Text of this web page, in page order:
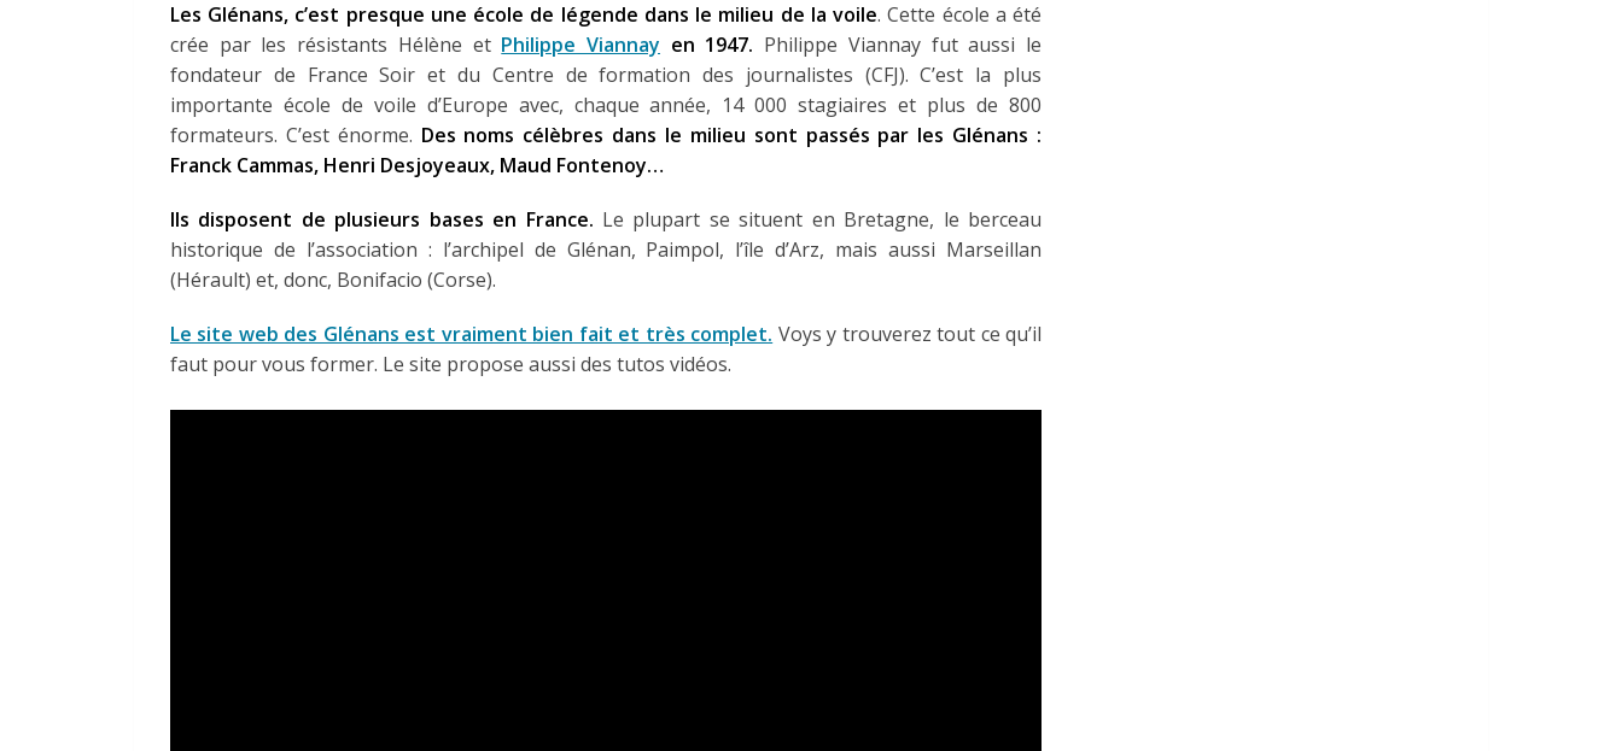
Les Glénans, c’est presque une école de légende dans le milieu de la voile. Cette école a été
crée par les résistants Hélène et Philippe Viannay en 1947. Philippe Viannay fut aussi le
fondateur de France Soir et du Centre de formation des journalistes (CFJ). C’est la plus
importante école de voile d’Europe avec, chaque année, 14 000 stagiaires et plus de 800
formateurs. C’est énorme. Des noms célèbres dans le milieu sont passés par les Glénans :
Franck Cammas, Henri Desjoyeaux, Maud Fontenoy…
Ils disposent de plusieurs bases en France. Le plupart se situent en Bretagne, le berceau
historique de l’association : l’archipel de Glénan, Paimpol, l’île d’Arz, mais aussi Marseillan
(Hérault) et, donc, Bonifacio (Corse).
Le site web des Glénans est vraiment bien fait et très complet. Voys y trouverez tout ce qu’il
faut pour vous former. Le site propose aussi des tutos vidéos.